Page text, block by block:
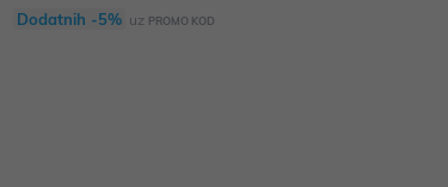
Dodatnih -5% uz PROMO KOD